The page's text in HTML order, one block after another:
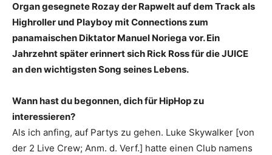
Organ gesegnete Rozay der Rapwelt auf dem Track als
Highroller und Playboy mit Connections zum
panamaischen Diktator ­Manuel Noriega vor. Ein
Jahrzehnt später erinnert sich Rick Ross für die JUICE
an den wichtigsten Song seines Lebens.
Wann hast du begonnen, dich für HipHop zu
interessieren?
Als ich anfing, auf Partys zu gehen. Luke Skywalker [von
der 2 Live Crew; Anm. d. Verf.] hatte einen Club namens